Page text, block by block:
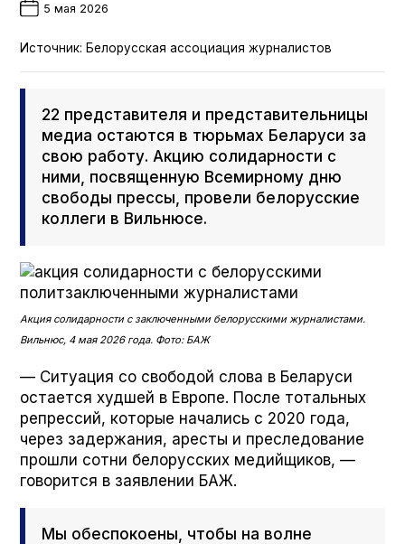
5 мая 2026
Источник: Белорусская ассоциация журналистов
22 представителя и представительницы
медиа остаются в тюрьмах Беларуси за
свою работу. Акцию солидарности с
ними, посвященную Всемирному дню
свободы прессы, провели белорусские
коллеги в Вильнюсе.
Акция солидарности с заключенными белорусскими журналистами.
Вильнюс, 4 мая 2026 года. Фото: БАЖ
— Ситуация со свободой слова в Беларуси
остается худшей в Европе. После тотальных
репрессий, которые начались с 2020 года,
через задержания, аресты и преследование
прошли сотни белорусских медийщиков, —
говорится в заявлении БАЖ.
Мы обеспокоены, чтобы на волне